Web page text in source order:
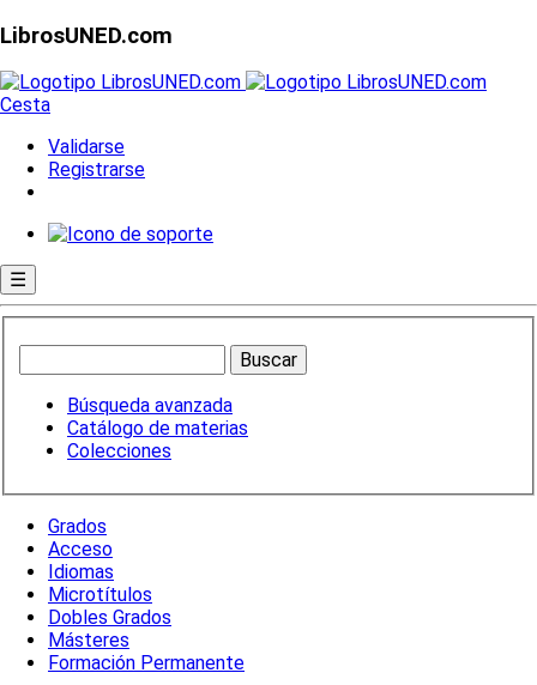
LibrosUNED.com
Cesta
Validarse
Registrarse
☰
Búsqueda avanzada
Catálogo de materias
Colecciones
Grados
Acceso
Idiomas
Microtítulos
Dobles Grados
Másteres
Formación Permanente